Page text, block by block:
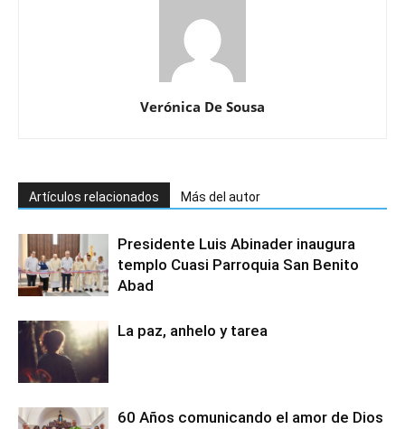
Verónica De Sousa
Artículos relacionados Más del autor
Presidente Luis Abinader inaugura
templo Cuasi Parroquia San Benito
Abad
La paz, anhelo y tarea
60 Años comunicando el amor de Dios